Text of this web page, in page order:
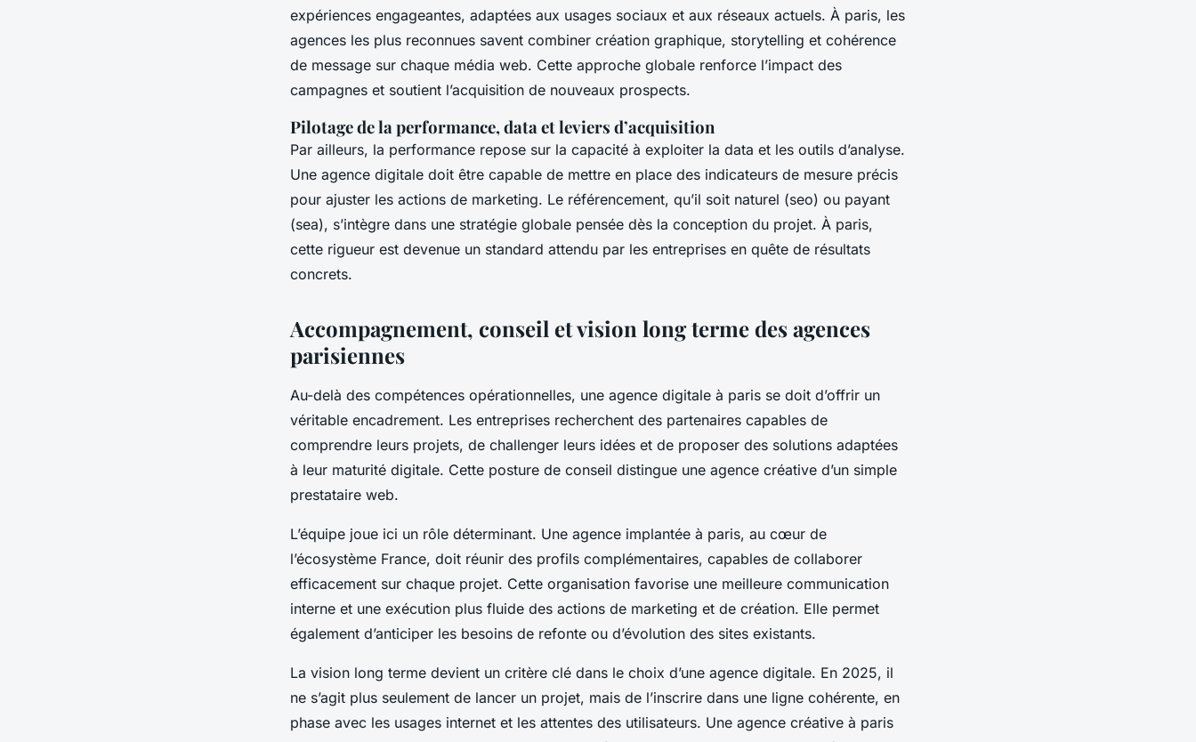
expériences engageantes, adaptées aux usages sociaux et aux réseaux actuels. À paris, les
agences les plus reconnues savent combiner création graphique, storytelling et cohérence
de message sur chaque média web. Cette approche globale renforce l’impact des
campagnes et soutient l’acquisition de nouveaux prospects.
Pilotage de la performance, data et leviers d’acquisition
Par ailleurs, la performance repose sur la capacité à exploiter la data et les outils d’analyse.
Une agence digitale doit être capable de mettre en place des indicateurs de mesure précis
pour ajuster les actions de marketing. Le référencement, qu’il soit naturel (seo) ou payant
(sea), s’intègre dans une stratégie globale pensée dès la conception du projet. À paris,
cette rigueur est devenue un standard attendu par les entreprises en quête de résultats
concrets.
Accompagnement, conseil et vision long terme des agences
parisiennes
Au-delà des compétences opérationnelles, une agence digitale à paris se doit d’offrir un
véritable encadrement. Les entreprises recherchent des partenaires capables de
comprendre leurs projets, de challenger leurs idées et de proposer des solutions adaptées
à leur maturité digitale. Cette posture de conseil distingue une agence créative d’un simple
prestataire web.
L’équipe joue ici un rôle déterminant. Une agence implantée à paris, au cœur de
l’écosystème France, doit réunir des profils complémentaires, capables de collaborer
efficacement sur chaque projet. Cette organisation favorise une meilleure communication
interne et une exécution plus fluide des actions de marketing et de création. Elle permet
également d’anticiper les besoins de refonte ou d’évolution des sites existants.
La vision long terme devient un critère clé dans le choix d’une agence digitale. En 2025, il
ne s’agit plus seulement de lancer un projet, mais de l’inscrire dans une ligne cohérente, en
phase avec les usages internet et les attentes des utilisateurs. Une agence créative à paris